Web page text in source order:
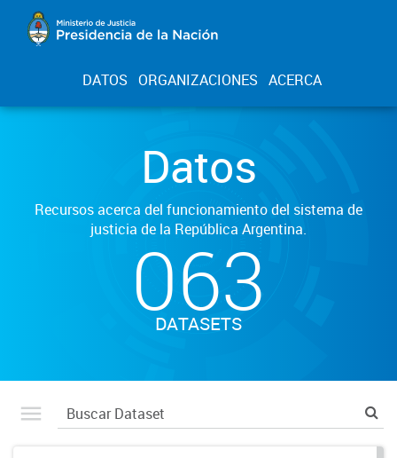
DATOS ORGANIZACIONES ACERCA
Datos
Recursos acerca del funcionamiento del sistema de
justicia de la República Argentina.
063
DATASETS